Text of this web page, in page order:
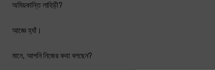
অমিয়কান্তি লাহিড়ী?
আজ্ঞে হ্যাঁ।
মানে, আপনি নিজের কথা বলছেন?